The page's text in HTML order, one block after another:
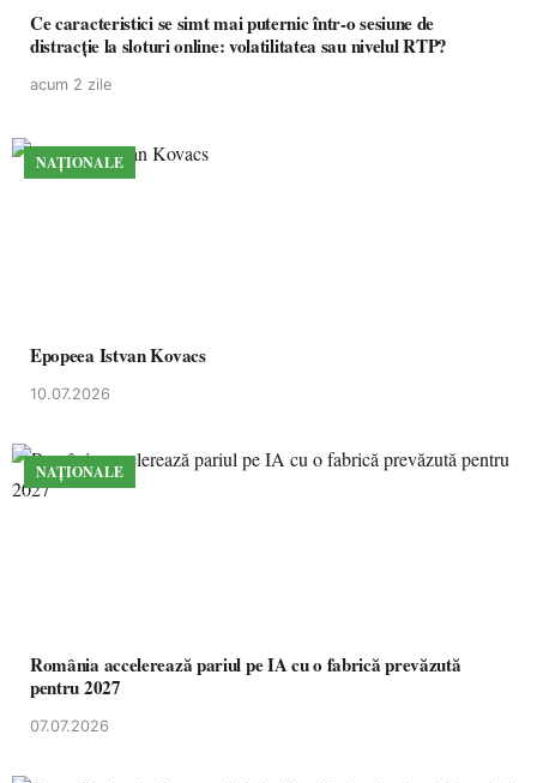
Ce caracteristici se simt mai puternic într-o sesiune de
distracție la sloturi online: volatilitatea sau nivelul RTP?
acum 2 zile
NAȚIONALE
Epopeea Istvan Kovacs
10.07.2026
NAȚIONALE
România accelerează pariul pe IA cu o fabrică prevăzută
pentru 2027
07.07.2026